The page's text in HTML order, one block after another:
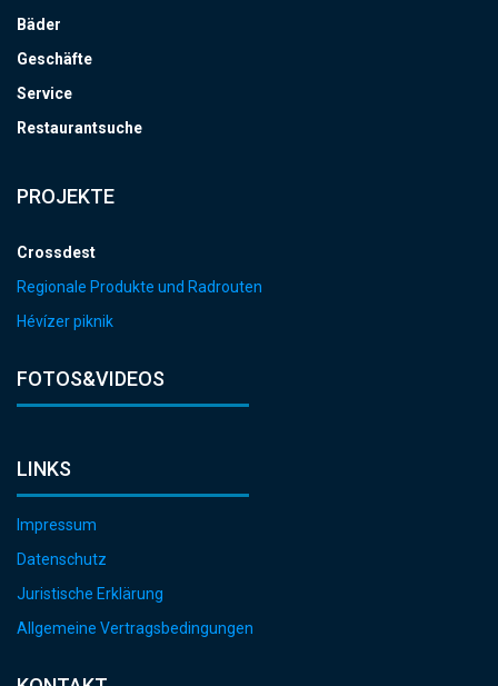
Bäder
Geschäfte
Service
Restaurantsuche
PROJEKTE
Crossdest
Regionale Produkte und Radrouten
Hévízer piknik
FOTOS&VIDEOS
LINKS
Impressum
Datenschutz
Juristische Erklärung
Allgemeine Vertragsbedingungen